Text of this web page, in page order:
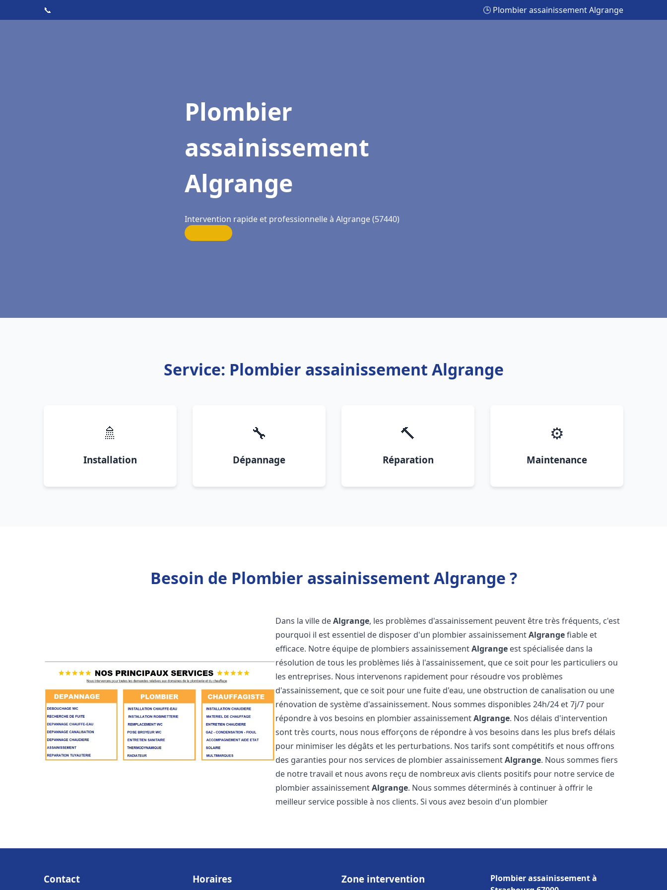
📞 🕒 Plombier assainissement Algrange
Plombier
assainissement
Algrange
Intervention rapide et professionnelle à Algrange (57440)
Service: Plombier assainissement Algrange
🚿
Installation
🔧
Dépannage
🔨
Réparation
⚙️
Maintenance
Besoin de Plombier assainissement Algrange ?
Dans la ville deAlgrange, les problèmes d'assainissement peuvent être très fréquents, c'est
pourquoi il est essentiel de disposer d'un plombier assainissementAlgrangefiable et
efficace. Notre équipe de plombiers assainissementAlgrange est spécialisée dans la
résolution de tous les problèmes liés à l'assainissement, que ce soit pour les particuliers ou
les entreprises. Nous intervenons rapidement pour résoudre vos problèmes
d'assainissement, que ce soit pour une fuite d'eau, une obstruction de canalisation ou une
rénovation de système d'assainissement. Nous sommes disponibles 24h/24 et 7j/7 pour
répondre à vos besoins en plombier assainissementAlgrange. Nos délais d'intervention
sont très courts, nous nous efforçons de répondre à vos besoins dans les plus brefs délais
pour minimiser les dégâts et les perturbations. Nos tarifs sont compétitifs et nous offrons
des garanties pour nos services de plombier assainissementAlgrange. Nous sommes fiers
de notre travail et nous avons reçu de nombreux avis clients positifs pour notre service de
plombier assainissementAlgrange. Nous sommes déterminés à continuer à offrir le
meilleur service possible à nos clients. Si vous avez besoin d'un plombier
Contact Horaires Zone intervention
Plombier assainissement à